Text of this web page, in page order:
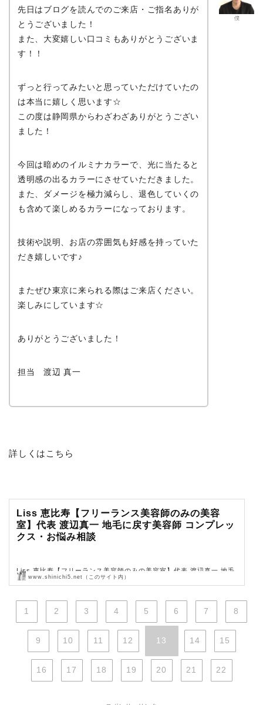
僕
先日はブログを読んでのご来店・ご指名ありが
とうございました！
また、大変嬉しい口コミもありがとうございま
す！！
ずっと行ってみたいと思っていただけていたの
は本当に嬉しく思います☆
この度は静岡県からわざわざありがとうござい
ました！
今回は暗めのイルミナカラーで、光に当たると
透明感の出るカラーにさせていただきました。
また、ダメージを極力減らし、退色していくの
も含めて楽しめるカラーになっております。
技術や説明、お店の雰囲気も好感を持っていた
だき嬉しいです♪
またぜひ東京に来られる際はご来店ください。
楽しみにしています☆
ありがとうございました！
担当 渡辺 真一
詳しくはこちら
Liss 恵比寿【フリーランス美容師のみの美容
室】代表 渡辺真一 地毛に戻す美容師 コンプレッ
クス・お悩み相談
Liss 恵比寿【フリーランス美容師のみの美容室】代表 渡辺真一 地毛
に戻す美容師 コンプレックス・お悩み相談
www.shinichi5.net（このサイト内）
1 2 3 4 5 6 7 8
9 10 11 12 13 14 15
16 17 18 19 20 21 22